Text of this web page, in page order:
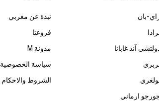
بان
آند غابانا
ارماني
نبذة عن مغربي
فروعنا
مدونة M
سياسة الخصوصية
الشروط والاحكام